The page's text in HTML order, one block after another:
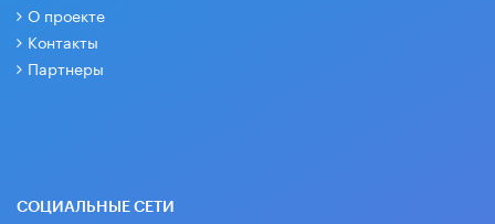
О проекте
Контакты
Партнеры
СОЦИАЛЬНЫЕ СЕТИ